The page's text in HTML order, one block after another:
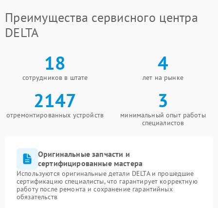
Преимущества сервисного центра
DELTA
18
сотрудников в штате
4
лет на рынке
2147
отремонтированных устройств
3
минимальный опыт работы
специалистов
Оригинальные запчасти и
сертифицированные мастера
Используются оригинальные детали DELTA и прошедшие
сертификацию специалисты, что гарантирует корректную
работу после ремонта и сохранение гарантийных
обязательств